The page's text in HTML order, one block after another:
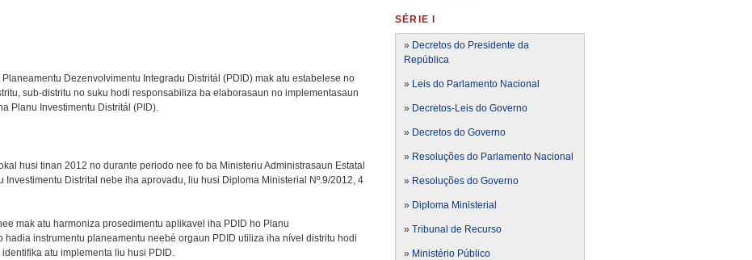
Dezenvolvimentu Integradu Distritál (PDID) mak atu estabelese no
sub-distritu no suku hodi responsabiliza ba elaborasaun no implementasaun
Planu Investimentu Distritál (PID).
husi tinan 2012 no durante periodo nee fo ba Ministeriu Administrasaun Estatal
Distrital nebe iha aprovadu, liu husi Diploma Ministerial Nº.9/2012, 4
mak atu harmoniza prosedimentu aplikavel iha PDID ho Planu
instrumentu planeamentu neebé orgaun PDID utiliza iha nível distritu hodi
atu implementa liu husi PDID.
SÉRIE I
» Decretos do Presidente da
República
» Leis do Parlamento Nacional
» Decretos-Leis do Governo
» Decretos do Governo
» Resoluções do Parlamento Nacional
» Resoluções do Governo
» Diploma Ministerial
» Tribunal de Recurso
» Ministério Público